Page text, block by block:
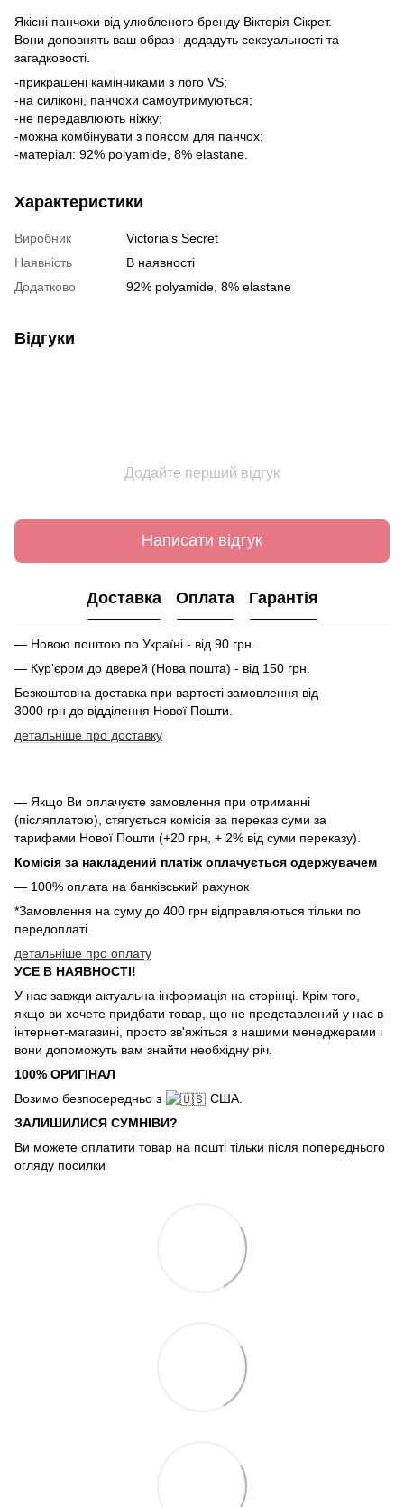
Якісні панчохи від улюбленого бренду Вікторія Сікрет.
Вони доповнять ваш образ і додадуть сексуальності та
загадковості.
-прикрашені камінчиками з лого VS;
-на силіконі, панчохи самоутримуються;
-не передавлюють ніжку;
-можна комбінувати з поясом для панчох;
-матеріал: 92% polyamide, 8% elastane.
Характеристики
Виробник
Victoria's Secret
Наявність
В наявності
Додатково
92% polyamide, 8% elastane
Відгуки
Додайте перший відгук
Написати відгук
Доставка Оплата Гарантія
— Новою поштою по Україні - від 90 грн.
— Кур'єром до дверей (Нова пошта) - від 150 грн.
Безкоштовна доставка при вартості замовлення від
3000 грн до відділення Нової Пошти.
детальніше про доставку
— Якщо Ви оплачуєте замовлення при отриманні
(післяплатою), стягується комісія за переказ суми за
тарифами Нової Пошти (+20 грн, + 2% від суми переказу).
Комісія за накладений платіж оплачується одержувачем
— 100% оплата на банківський рахунок
*Замовлення на суму до 400 грн відправляються тільки по
передоплаті.
детальніше про оплату
УСЕ В НАЯВНОСТІ!
У нас завжди актуальна інформація на сторінці. Крім того,
якщо ви хочете придбати товар, що не представлений у нас в
інтернет-магазині, просто зв'яжіться з нашими менеджерами і
вони допоможуть вам знайти необхідну річ.
100% ОРИГІНАЛ
Возимо безпосередньо з
США.
ЗАЛИШИЛИСЯ СУМНІВИ?
Ви можете оплатити товар на пошті тільки після попереднього
огляду посилки